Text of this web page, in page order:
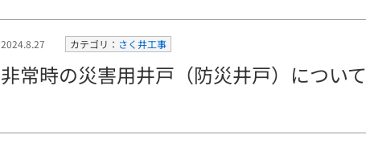
2024.8.27 カテゴリ： さく井工事
非常時の災害用井戸（防災井戸）について